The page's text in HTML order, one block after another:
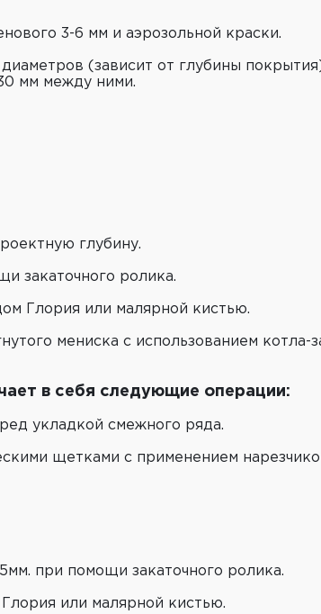
3-6 мм и аэрозольной краски.
(зависит от глубины
мм между ними.
глубину.
закаточного ролика.
Глория или малярной кистью.
мениска с использованием котла-
в себя следующие операции:
укладкой смежного ряда.
щетками с применением
при помощи закаточного ролика.
или малярной кистью.